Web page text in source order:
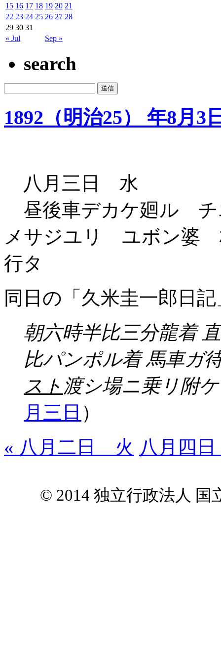
« Jul Sep »
15 16 17 18 19 20 21
22 23 24 25 26 27 28
29 30 31
search
1892（明治25） 年8月3
八月三日 水
昼後車デカケ廻ル チ
メサジユリ ユボン婆
行タ
同日の「久米圭一郎日
朝六時半比三分龍着
比パンポル着 馬車ガ
スト 渡シ場ニ乗リ附
月三日 ）
« 八月二日 火 八月四
© 2014 独立行政法人 国